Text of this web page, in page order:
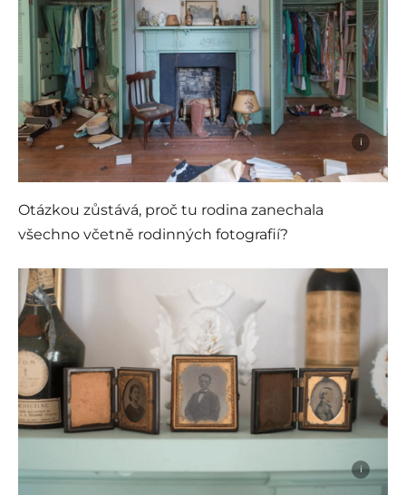
i
Otázkou zůstává, proč tu rodina zanechala
všechno včetně rodinných fotografií?
i